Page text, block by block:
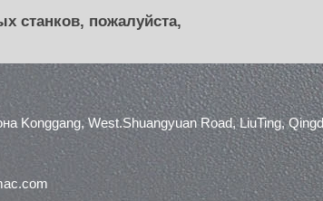
станков, пожалуйста,
Konggang, West.Shuangyuan Road, LiuTing,